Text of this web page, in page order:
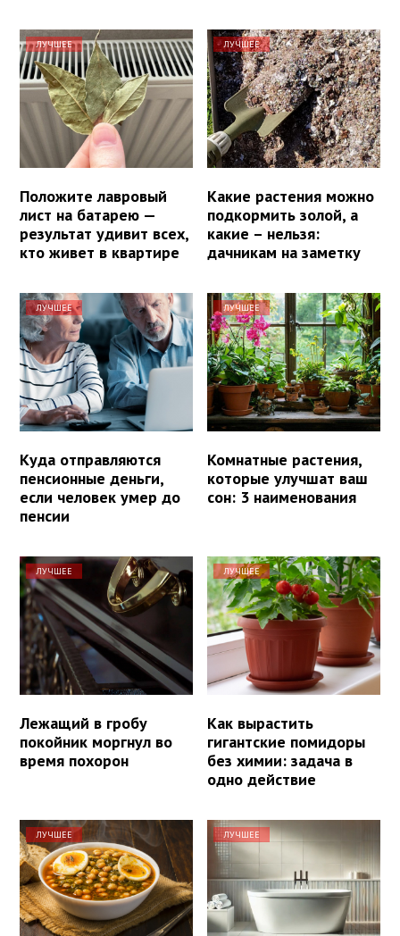
ЛУЧШЕЕ
Положите лавровый
лист на батарею —
результат удивит всех,
кто живет в квартире
ЛУЧШЕЕ
Какие растения можно
подкормить золой, а
какие – нельзя:
дачникам на заметку
ЛУЧШЕЕ
Куда отправляются
пенсионные деньги,
если человек умер до
пенсии
ЛУЧШЕЕ
Комнатные растения,
которые улучшат ваш
сон: 3 наименования
ЛУЧШЕЕ
Лежащий в гробу
покойник моргнул во
время похорон
ЛУЧШЕЕ
Как вырастить
гигантские помидоры
без химии: задача в
одно действие
ЛУЧШЕЕ ЛУЧШЕЕ